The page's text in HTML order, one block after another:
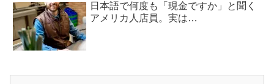
日本語で何度も「現金ですか」と聞く
アメリカ人店員。実は…